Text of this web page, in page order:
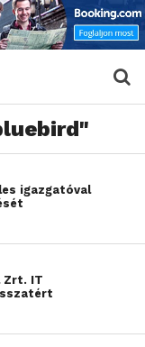
igazgatóval
Zrt. IT